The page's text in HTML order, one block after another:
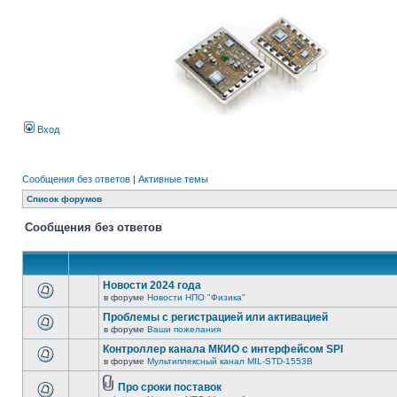
Вход
Сообщения без ответов | Активные темы
Список форумов
Сообщения без ответов
Новости 2024 года
в форуме Новости НПО "Физика"
Проблемы с регистрацией или активацией
в форуме Ваши пожелания
Контроллер канала МКИО с интерфейсом SPI
в форуме Мультиплексный канал MIL-STD-1553B
Про сроки поставок